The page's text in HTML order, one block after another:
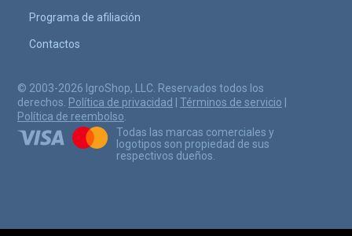
Programa de afiliación
Contactos
© 2003-2026 IgroShop, LLC. Reservados todos los
derechos. Política de privacidad Términos de servicio
Política de reembolso
Todas las marcas comerciales y
logotipos son propiedad de sus
respectivos dueños.